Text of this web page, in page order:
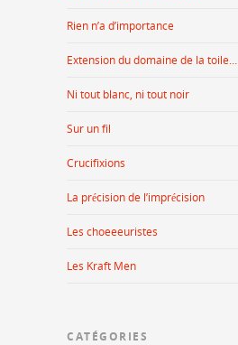
Rien n’a d’importance
Extension du domaine de la toile…
Ni tout blanc, ni tout noir
Sur un fil
Crucifixions
La précision de l’imprécision
Les choeeeuristes
Les Kraft Men
CATÉGORIES